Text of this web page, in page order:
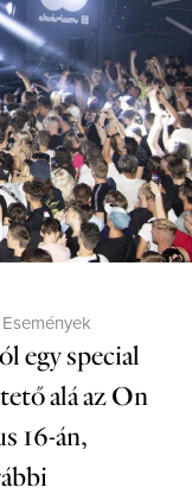
Categories
Események
egy special
alá az On
16-án,